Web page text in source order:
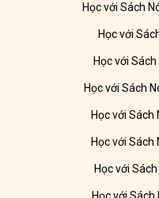
Học với Sách
Học với
Học với
Học với Sách
Học với Sách
Học với Sách
Học với